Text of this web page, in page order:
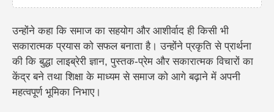
उन्होंने कहा कि समाज का सहयोग और आशीर्वाद ही किसी भी
सकारात्मक प्रयास को सफल बनाता है। उन्होंने प्रकृति से प्रार्थना
की कि बुद्धा लाइब्रेरी ज्ञान, पुस्तक-प्रेम और सकारात्मक विचारों का
केंद्र बने तथा शिक्षा के माध्यम से समाज को आगे बढ़ाने में अपनी
महत्वपूर्ण भूमिका निभाए।